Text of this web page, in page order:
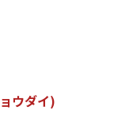
ョウダイ)